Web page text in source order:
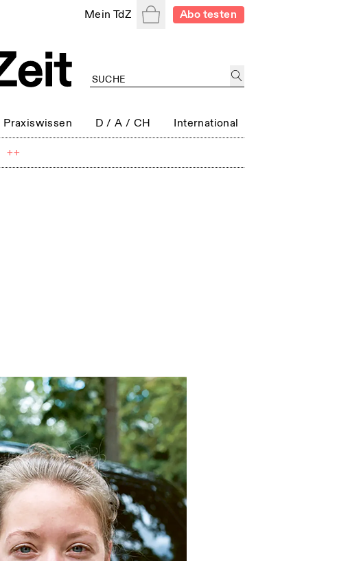
Mein TdZ WarenkorbAbo testen
Praxiswissen D / A / CH International
++